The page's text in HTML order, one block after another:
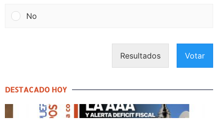
No
Resultados Votar
DESTACADO HOY